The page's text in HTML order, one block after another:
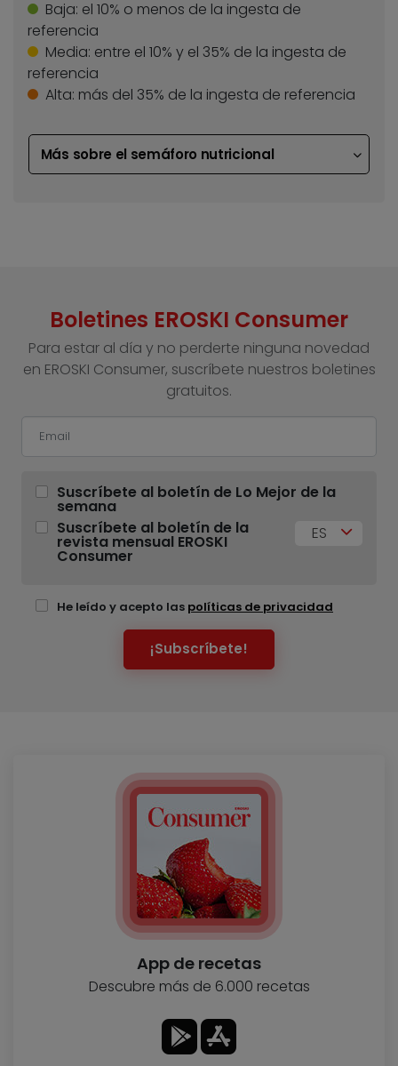
Baja: el 10% o menos de la ingesta de
referencia
Media: entre el 10% y el 35% de la ingesta de
referencia
Alta: más del 35% de la ingesta de referencia
Más sobre el semáforo nutricional
Boletines EROSKI Consumer
Para estar al día y no perderte ninguna novedad
en EROSKI Consumer, suscríbete nuestros boletines
gratuitos.
Suscríbete al boletín de Lo Mejor de la
semana
Suscríbete al boletín de la
revista mensual EROSKI
Consumer
ES
He leído y acepto las políticas de privacidad
¡Subscríbete!
App de recetas
Descubre más de 6.000 recetas